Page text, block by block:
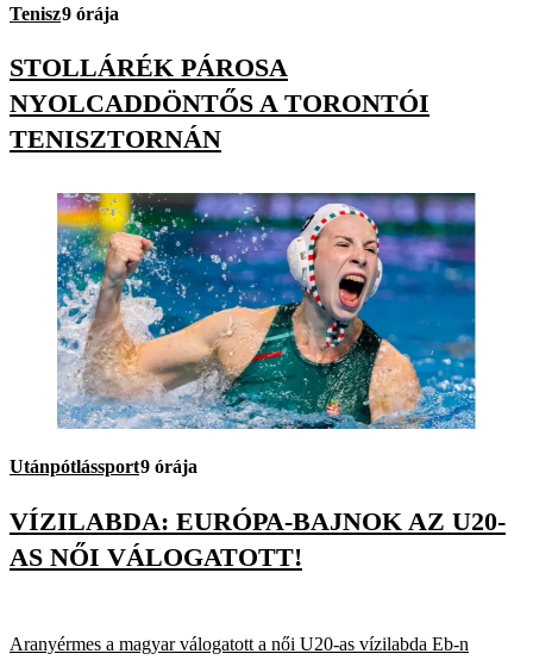
Tenisz9 órája
STOLLÁRÉK PÁROSA
NYOLCADDÖNTŐS A TORONTÓI
TENISZTORNÁN
Utánpótlássport9 órája
VÍZILABDA: EURÓPA-BAJNOK AZ U20-
AS NŐI VÁLOGATOTT!
Aranyérmes a magyar válogatott a női U20-as vízilabda Eb-n